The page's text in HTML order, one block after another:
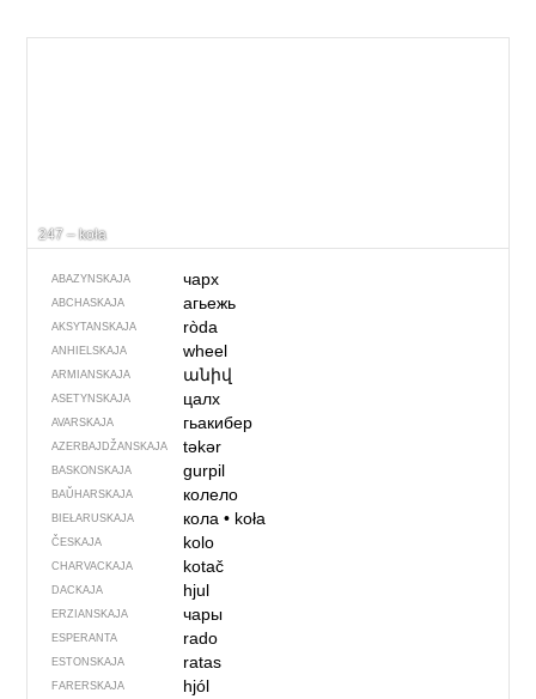
247 – koła
ABAZYNSKAJA чарх
ABCHASKAJA агьежь
AKSYTANSKAJA ròda
ANHIELSKAJA wheel
ARMIANSKAJA անիվ
ASETYNSKAJA цалх
AVARSKAJA гьакибер
AZERBAJDŽAN­SKAJA təkər
BASKONSKAJA gurpil
BAŬHARSKAJA колело
BIEŁARUSKAJA кола• koła
ČESKAJA kolo
CHARVACKAJA kotač
DACKAJA hjul
ERZIANSKAJA чары
ESPERANTA rado
ESTONSKAJA ratas
FARERSKAJA hjól